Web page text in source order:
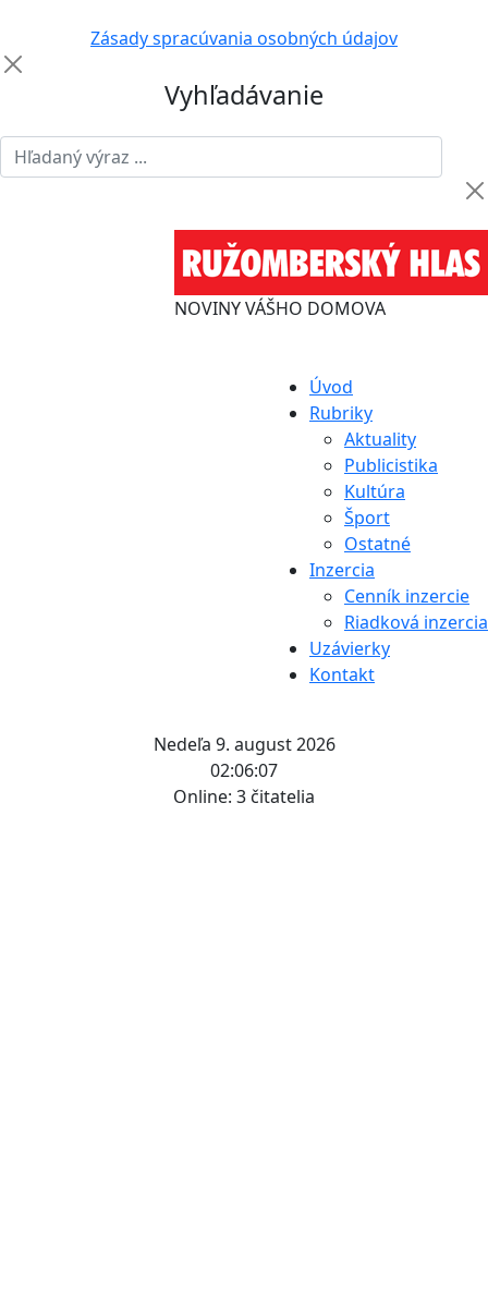
Zásady spracúvania osobných údajov
Vyhľadávanie
NOVINY VÁŠHO DOMOVA
Úvod
Rubriky
Aktuality
Publicistika
Kultúra
Šport
Ostatné
Inzercia
Cenník inzercie
Riadková inzercia
Uzávierky
Kontakt
Nedeľa 9. august 2026
02:06:08
Online: 3 čitatelia